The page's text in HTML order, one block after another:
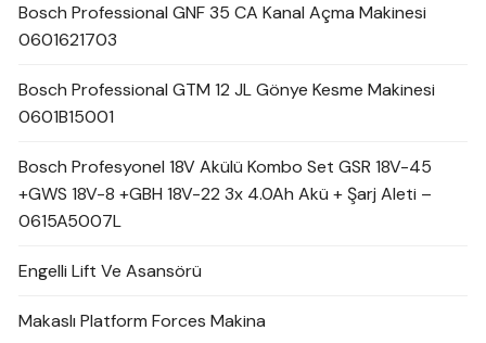
Bosch Professional GNF 35 CA Kanal Açma Makinesi
0601621703
Bosch Professional GTM 12 JL Gönye Kesme Makinesi
0601B15001
Bosch Profesyonel 18V Akülü Kombo Set GSR 18V-45
+GWS 18V-8 +GBH 18V-22 3x 4.0Ah Akü + Şarj Aleti –
0615A5007L
Engelli Lift Ve Asansörü
Makaslı Platform Forces Makina